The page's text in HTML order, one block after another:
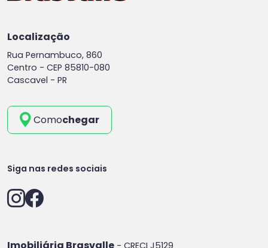
Localização
Rua Pernambuco, 860
Centro - CEP 85810-080
Cascavel - PR
Comochegar
Siga nas redes sociais